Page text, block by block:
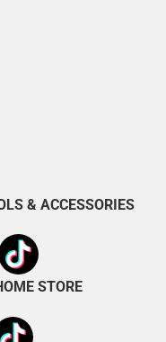
& ACCESSORIES
STORE